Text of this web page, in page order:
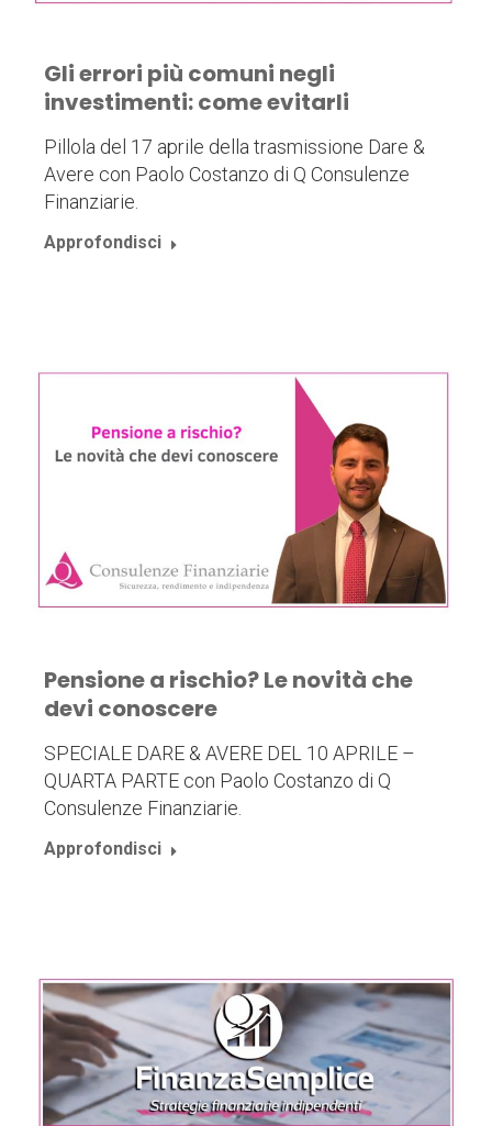
Gli errori più comuni negli
investimenti: come evitarli
Pillola del 17 aprile della trasmissione Dare &
Avere con Paolo Costanzo di Q Consulenze
Finanziarie.
Approfondisci
Pensione a rischio? Le novità che
devi conoscere
SPECIALE DARE & AVERE DEL 10 APRILE –
QUARTA PARTE con Paolo Costanzo di Q
Consulenze Finanziarie.
Approfondisci